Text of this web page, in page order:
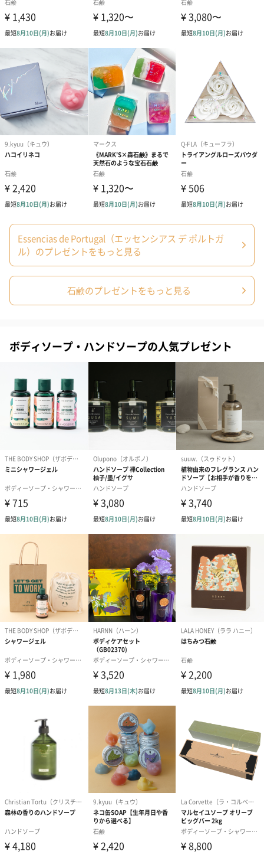
この小さな習慣が毎日の「豊かさ」や「充実した日々」を形成し
エスポルは、植物性only・敏感肌に対応・アトピー対応・ヴィー
ガン対応です。
商品詳細情報
1個入り
本体サイズ
長さ88mm×幅79mm×高さ43mm
パッケージ外
装
直方体紙箱
パッケージ外
装サイズ
長さ105mm×幅98mm×高さ65mm
体重量
322g
成分
パーム脂肪酸Na、パーム核脂肪酸N、水、香料、グリ
セリン、塩化Na、酸化チタン、BHT、EDTA－4Na、
エチドロン酸4Na、赤228
※オーガニック香料（エッセンシャルオイル）、オー
ガニック着色料を使用しております。
国内の成分表示の規定に従い、上記のような書き換え
表記が必要になっています。
エッセンシャルオイル→香料
オーガニック着色料→赤色201、青404、黄1 など。
効果・効能については、個人差があります。
お肌に合わないときは、利用を中止し医師に相談して
ください。
※オイルなどの成分を含む商品は、航空危険物に含ま
れるため航空機に搭載することができません。そのた
め離島などの航空便を使用する地域にお住まいのかた
へお届けの場合は、船便に変更するため1週間前後お届
けが遅くなる可能性がございます。
商品オプション情報
お届けボックスオプション
配送用のダンボールを装飾いたします。お相手のご住所に直接お
送りする際に人気のオプションです。お相手に直接手渡しする場
合は、紙袋との併用もおすすめです。
ダンボール装飾（ひま
ダンボール装飾（チュ
ーリップ）（720円）
ダンボール装
ト）（580円）
Essencias de Portugal（エッセンシアス デ ポルトガ
ル）のプレゼントをもっと見る
石鹸のプレゼントをもっと見る
ボディソープ・ハンドソープの人気プレゼント